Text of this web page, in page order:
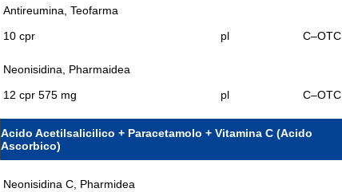
Antireumina, Teofarma
10 cpr
pl C–OTC
Neonisidina, Pharmaidea
12 cpr 575 mg
pl C–OTC
Acido Acetilsalicilico + Paracetamolo + Vitamina C (Acido
Ascorbico)
Neonisidina C, Pharmidea